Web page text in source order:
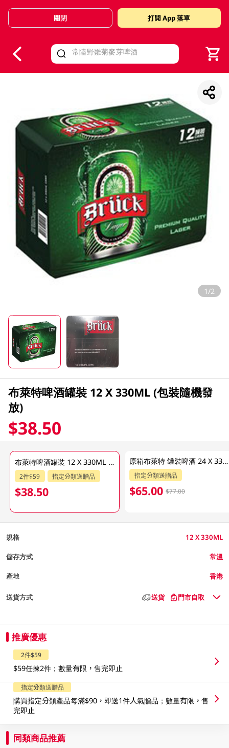
Valid Until 30 June 2026
關閉 打開 App 落單
1/2
布萊特啤酒罐裝 12 X 330ML (包裝隨機發
放)
$38.50
布萊特啤酒罐裝 12 X 330ML (包裝隨機發放)
2件$59 指定分類送贈品
$38.50
原箱布萊特 罐裝啤酒 24 X 330 ML
指定分類送贈品
$65.00 $77.00
規格 12 X 330ML
儲存方式 常溫
產地 香港
送貨方式 送貨 門市自取
推廣優惠
2件$59
$59任揀2件；數量有限，售完即止
指定分類送贈品
購買指定分類產品每滿$90，即送1件人氣贈品；數量有限，售
完即止
同類商品推薦